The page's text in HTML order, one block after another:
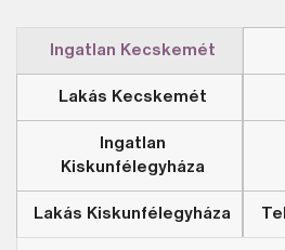
Ingatlan Kecskemét
Lakás Kecskemét
Ingatlan
Kiskunfélegyháza
Lakás Kiskunfélegyháza